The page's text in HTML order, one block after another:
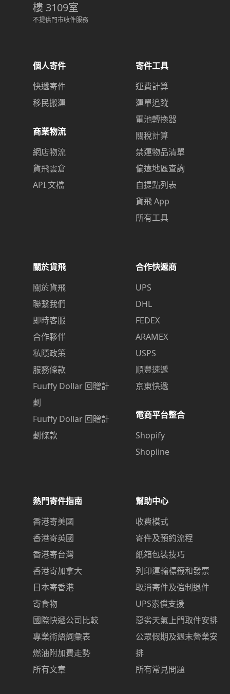
樓 3109室
不提供門市收件服務
個人寄件
快遞寄件
移民搬運
商業物流
網店物流
貨飛雲倉
API 文檔
寄件工具
運費計算
運單追蹤
電池轉換器
關稅計算
禁運物品清單
偏遠地區查詢
自提點列表
貨飛 App
所有工具
關於貨飛
關於貨飛
聯繫我們
即時客服
合作夥伴
私隱政策
服務條款
Fuuffy Dollar 回贈計
劃
Fuuffy Dollar 回贈計
劃條款
合作快遞商
UPS
DHL
FEDEX
ARAMEX
USPS
順豐速遞
京東快遞
電商平台整合
Shopify
Shopline
熱門寄件指南
香港寄美國
香港寄英國
香港寄台灣
香港寄加拿大
日本寄香港
寄食物
國際快遞公司比較
專業術語詞彙表
燃油附加費走勢
所有文章
幫助中心
收費模式
寄件及預約流程
紙箱包裝技巧
列印運輸標籤和發票
取消寄件及強制退件
UPS索償支援
惡劣天氣上門取件安排
公眾假期及週末營業安
排
所有常見問題